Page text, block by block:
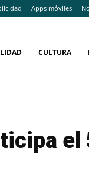
Apps móviles
CULTURA
el